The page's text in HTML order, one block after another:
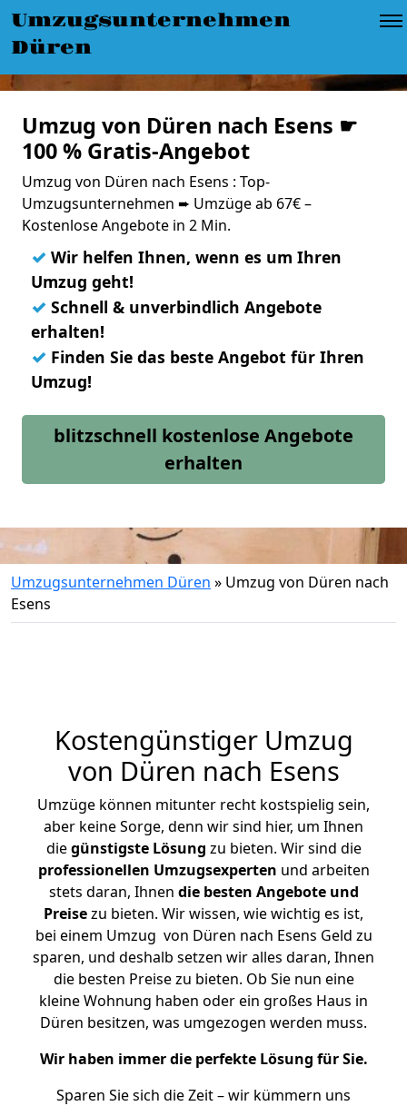
Umzugsunternehmen
Düren
Umzug von Düren nach Esens ☛
100 % Gratis-Angebot
Umzug von Düren nach Esens : Top-
Umzugsunternehmen ➨ Umzüge ab 67€ –
Kostenlose Angebote in 2 Min.
✓ Wir helfen Ihnen, wenn es um Ihren
Umzug geht!
✓ Schnell & unverbindlich Angebote
erhalten!
✓ Finden Sie das beste Angebot für Ihren
Umzug!
blitzschnell kostenlose Angebote
erhalten
Umzugsunternehmen Düren » Umzug von Düren nach
Esens
Kostengünstiger Umzug
von Düren nach Esens
Umzüge können mitunter recht kostspielig sein,
aber keine Sorge, denn wir sind hier, um Ihnen
diegünstigste Lösung zu bieten. Wir sind die
professionellen Umzugsexperten und arbeiten
stets daran, Ihnen die besten Angebote und
Preisezu bieten. Wir wissen, wie wichtig es ist,
bei einem Umzug von Düren nach Esens Geld zu
sparen, und deshalb setzen wir alles daran, Ihnen
die besten Preise zu bieten. Ob Sie nun eine
kleine Wohnung haben oder ein großes Haus in
Düren besitzen, was umgezogen werden muss.
Wir haben immer die perfekte Lösung für Sie.
Sparen Sie sich die Zeit – wir kümmern uns